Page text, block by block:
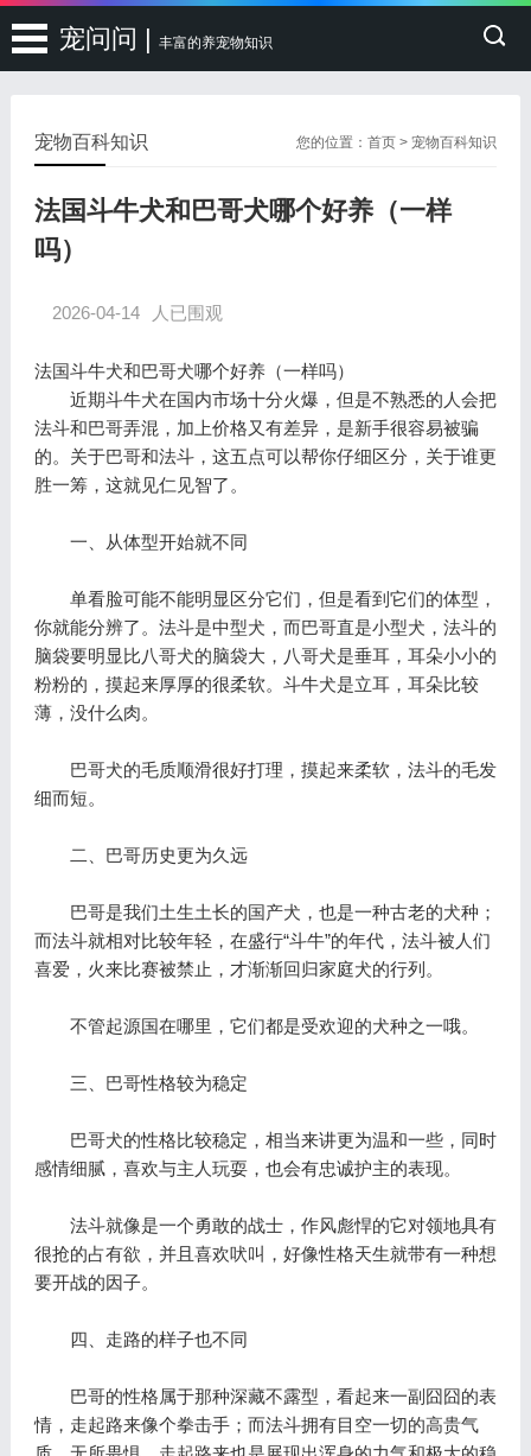
宠问问 | 丰富的养宠物知识
您的位置：首页 >宠物百科知识
宠物百科知识
法国斗牛犬和巴哥犬哪个好养（一样
吗）
2026-04-14 人已围观
法国斗牛犬和巴哥犬哪个好养（一样吗）
近期斗牛犬在国内市场十分火爆，但是不熟悉的人会把
法斗和巴哥弄混，加上价格又有差异，是新手很容易被骗
的。关于巴哥和法斗，这五点可以帮你仔细区分，关于谁更
胜一筹，这就见仁见智了。
一、从体型开始就不同
单看脸可能不能明显区分它们，但是看到它们的体型，
你就能分辨了。法斗是中型犬，而巴哥直是小型犬，法斗的
脑袋要明显比八哥犬的脑袋大，八哥犬是垂耳，耳朵小小的
粉粉的，摸起来厚厚的很柔软。斗牛犬是立耳，耳朵比较
薄，没什么肉。
巴哥犬的毛质顺滑很好打理，摸起来柔软，法斗的毛发
细而短。
二、巴哥历史更为久远
巴哥是我们土生土长的国产犬，也是一种古老的犬种；
而法斗就相对比较年轻，在盛行“斗牛”的年代，法斗被人们
喜爱，火来比赛被禁止，才渐渐回归家庭犬的行列。
不管起源国在哪里，它们都是受欢迎的犬种之一哦。
三、巴哥性格较为稳定
巴哥犬的性格比较稳定，相当来讲更为温和一些，同时
感情细腻，喜欢与主人玩耍，也会有忠诚护主的表现。
法斗就像是一个勇敢的战士，作风彪悍的它对领地具有
很抢的占有欲，并且喜欢吠叫，好像性格天生就带有一种想
要开战的因子。
四、走路的样子也不同
巴哥的性格属于那种深藏不露型，看起来一副囧囧的表
情，走起路来像个拳击手；而法斗拥有目空一切的高贵气